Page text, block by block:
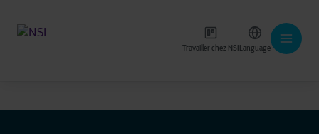
Travailler chez NSILanguage